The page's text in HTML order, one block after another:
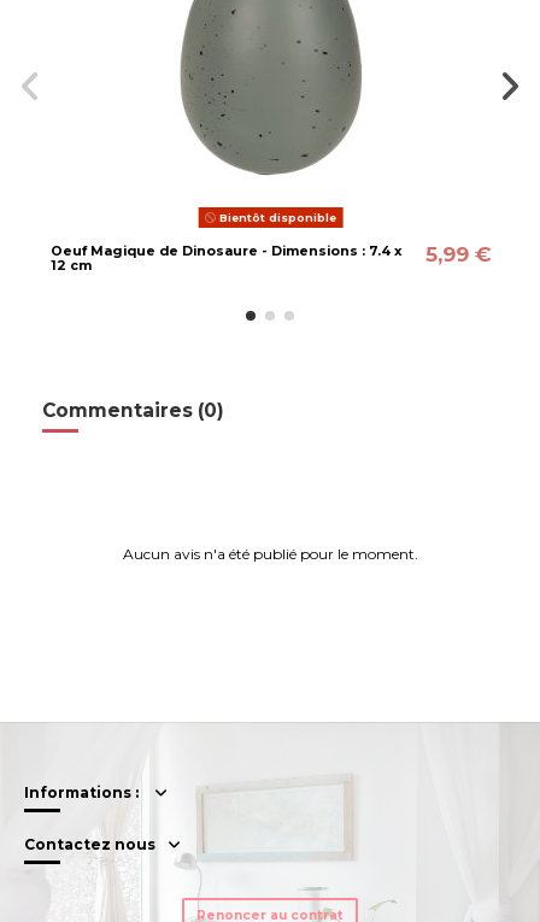
Bientôt disponible
Oeuf Magique de Dinosaure - Dimensions : 7.4 x
12 cm
5,99 €
Commentaires (0)
Aucun avis n'a été publié pour le moment.
Informations :
Contactez nous
Renoncer au contrat